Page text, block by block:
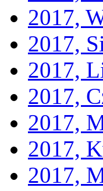
2017,
2017,
2017,
2017,
2017,
2017,
2017,